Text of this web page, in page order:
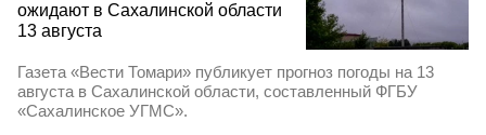
ожидают в Сахалинской области
13 августа
Газета «Вести Томари» публикует прогноз погоды на 13
августа в Сахалинской области, составленный ФГБУ
«Сахалинское УГМС».